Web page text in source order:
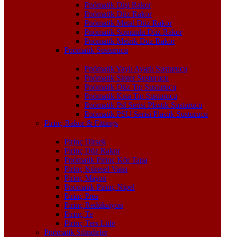
Pnömatik Dişi Rakor
Pnömatik Düz Rakor
Pnömatik Metal Düz Rakor
Pnömatik Somunlu Düz Rakor
Pnömatik Metrik Düz Rakor
Pnömatik Susturucu
Pnömatik Yaylı Ayarlı Susturucu
Pnömatik Sinter Susturucu
Pnömatik Düz Tip Susturucu
Pnömatik Kısa Tip Susturucu
Pnömatik Psl Serisi Plastik Susturucu
Pnömatik PSU Serisi Plastik Susturucu
Pirinç Rakor & Fittings
Pirinç Dirsek
Pirinç Düz Rakor
Pnömatik Pirinç Kör Tapa
Pirinç Küresel Vana
Pirinç Maşon
Pnömatik Pirinç Nipel
Pirinç Pres
Pirinç Redüksiyon
Pirinç Te
Pirinç Ters Lüle
Pnömatik Silindirler